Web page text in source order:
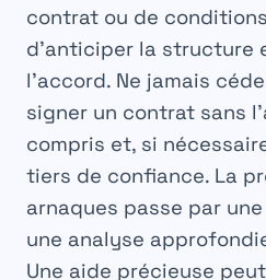
contrat ou de
d’anticiper la structure
l’accord. Ne jamais
signer un contrat sans
compris et, si
tiers de confiance. La
arnaques passe par
une analyse
Une aide précieuse